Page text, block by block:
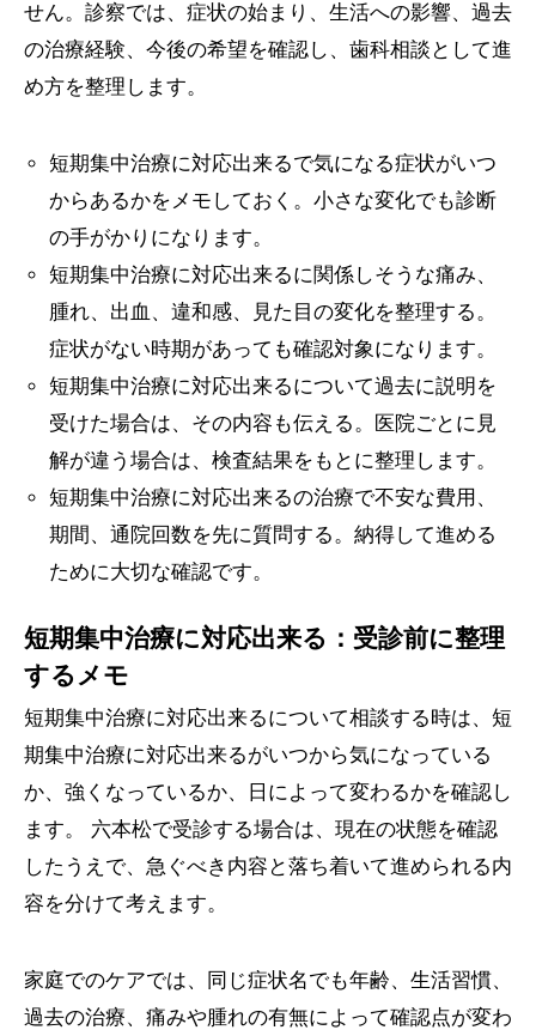
せん。診察では、症状の始まり、生活への影響、過去
の治療経験、今後の希望を確認し、歯科相談として進
め方を整理します。
短期集中治療に対応出来るで気になる症状がいつ
からあるかをメモしておく。小さな変化でも診断
の手がかりになります。
短期集中治療に対応出来るに関係しそうな痛み、
腫れ、出血、違和感、見た目の変化を整理する。
症状がない時期があっても確認対象になります。
短期集中治療に対応出来るについて過去に説明を
受けた場合は、その内容も伝える。医院ごとに見
解が違う場合は、検査結果をもとに整理します。
短期集中治療に対応出来るの治療で不安な費用、
期間、通院回数を先に質問する。納得して進める
ために大切な確認です。
短期集中治療に対応出来る：受診前に整理
するメモ
短期集中治療に対応出来るについて相談する時は、短
期集中治療に対応出来るがいつから気になっている
か、強くなっているか、日によって変わるかを確認し
ます。 六本松で受診する場合は、現在の状態を確認
したうえで、急ぐべき内容と落ち着いて進められる内
容を分けて考えます。
家庭でのケアでは、同じ症状名でも年齢、生活習慣、
過去の治療、痛みや腫れの有無によって確認点が変わ